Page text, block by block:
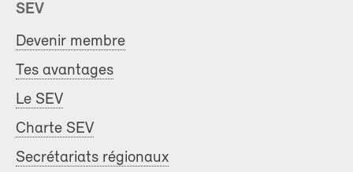
SEV
Devenir membre
Tes avantages
Le SEV
Charte SEV
Secrétariats régionaux